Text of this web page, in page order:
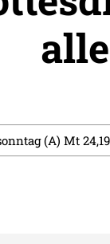
alle
(A) Mt